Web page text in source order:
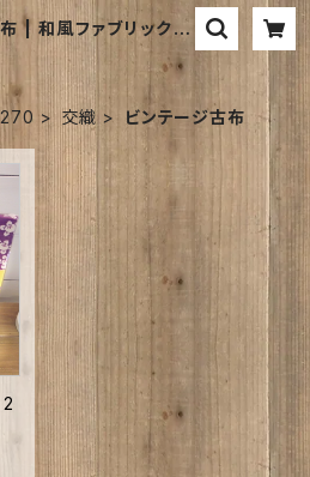
| 和風ファブリックパ
kimono board web
ボードウェブショップ
交織 ビンテージ古布